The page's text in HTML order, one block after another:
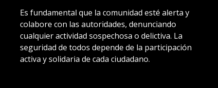
Es fundamental que la comunidad esté alerta y
colabore con las autoridades, denunciando
cualquier actividad sospechosa o delictiva. La
seguridad de todos depende de la participación
activa y solidaria de cada ciudadano.